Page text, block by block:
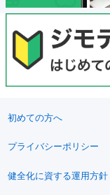
初めての方へ
プライバシーポリシー
健全化に資する運用方針